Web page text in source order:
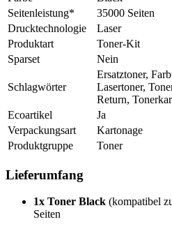
Seitenleistung*
35000 Seiten
Drucktechnologie
Laser
Produktart
Toner-Kit
Sparset
Nein
Schlagwörter
Ersatztoner,
Lasertoner,
Return,
Ecoartikel
Ja
Verpackungsart
Kartonage
Produktgruppe
Toner
Lieferumfang
1x Toner Black (kompatibel
Seiten